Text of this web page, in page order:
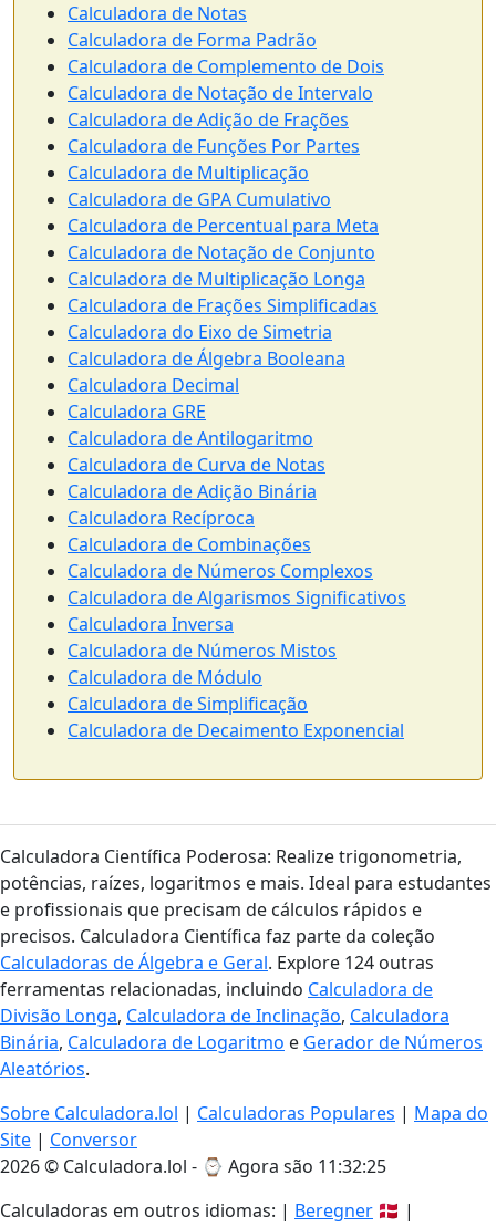
Calculadora de Notas
Calculadora de Forma Padrão
Calculadora de Complemento de Dois
Calculadora de Notação de Intervalo
Calculadora de Adição de Frações
Calculadora de Funções Por Partes
Calculadora de Multiplicação
Calculadora de GPA Cumulativo
Calculadora de Percentual para Meta
Calculadora de Notação de Conjunto
Calculadora de Multiplicação Longa
Calculadora de Frações Simplificadas
Calculadora do Eixo de Simetria
Calculadora de Álgebra Booleana
Calculadora Decimal
Calculadora GRE
Calculadora de Antilogaritmo
Calculadora de Curva de Notas
Calculadora de Adição Binária
Calculadora Recíproca
Calculadora de Combinações
Calculadora de Números Complexos
Calculadora de Algarismos Significativos
Calculadora Inversa
Calculadora de Números Mistos
Calculadora de Módulo
Calculadora de Simplificação
Calculadora de Decaimento Exponencial
Calculadora Científica Poderosa: Realize trigonometria,
potências, raízes, logaritmos e mais. Ideal para estudantes
e profissionais que precisam de cálculos rápidos e
precisos. Calculadora Científica faz parte da coleção
Calculadoras de Álgebra e Geral. Explore 124 outras
ferramentas relacionadas, incluindo Calculadora de
Divisão Longa, Calculadora de Inclinação, Calculadora
Binária, Calculadora de Logaritmo e Gerador de Números
Aleatórios.
Sobre Calculadora.lol | Calculadoras Populares | Mapa do
Site | Conversor
2026 © Calculadora.lol - ⌚ Agora são 11:32:26
Calculadoras em outros idiomas: | Beregner 🇩🇰 |